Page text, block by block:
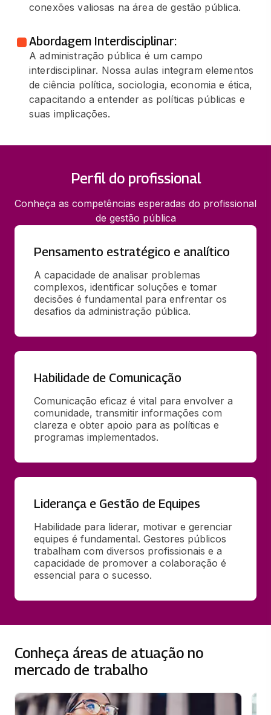
conexões valiosas na área de gestão pública.
Abordagem Interdisciplinar:
A administração pública é um campo
interdisciplinar. Nossa aulas integram elementos
de ciência política, sociologia, economia e ética,
capacitando a entender as políticas públicas e
suas implicações.
Perfil do profissional
Conheça as competências esperadas do profissional
de gestão pública
Pensamento estratégico e analítico
A capacidade de analisar problemas
complexos, identificar soluções e tomar
decisões é fundamental para enfrentar os
desafios da administração pública.
Habilidade de Comunicação
Comunicação eficaz é vital para envolver a
comunidade, transmitir informações com
clareza e obter apoio para as políticas e
programas implementados.
Liderança e Gestão de Equipes
Habilidade para liderar, motivar e gerenciar
equipes é fundamental. Gestores públicos
trabalham com diversos profissionais e a
capacidade de promover a colaboração é
essencial para o sucesso.
Conheça áreas de atuação no
mercado de trabalho